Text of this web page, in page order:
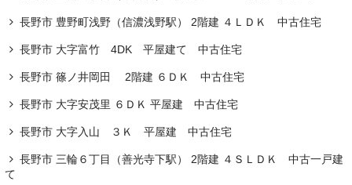
長野市 豊野町浅野（信濃浅野駅） 2階建 ４ＬＤＫ 中古住宅
長野市 大字富竹 4DK 平屋建て 中古住宅
長野市 篠ノ井岡田 2階建 ６ＤＫ 中古住宅
長野市 大字安茂里 ６ＤＫ 平屋建 中古住宅
長野市 大字入山 ３Ｋ 平屋建 中古住宅
長野市 三輪６丁目（善光寺下駅） 2階建 ４ＳＬＤＫ 中古一戸建
て